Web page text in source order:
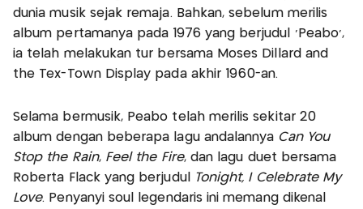
dunia musik sejak remaja. Bahkan, sebelum merilis
album pertamanya pada 1976 yang berjudul 'Peabo',
ia telah melakukan tur bersama Moses Dillard and
the Tex-Town Display pada akhir 1960-an.
Selama bermusik, Peabo telah merilis sekitar 20
album dengan beberapa lagu andalannya Can You
Stop the Rain, Feel the Fire, dan lagu duet bersama
Roberta Flack yang berjudul
Tonight, I Celebrate My
Love. Penyanyi soul legendaris ini memang dikenal